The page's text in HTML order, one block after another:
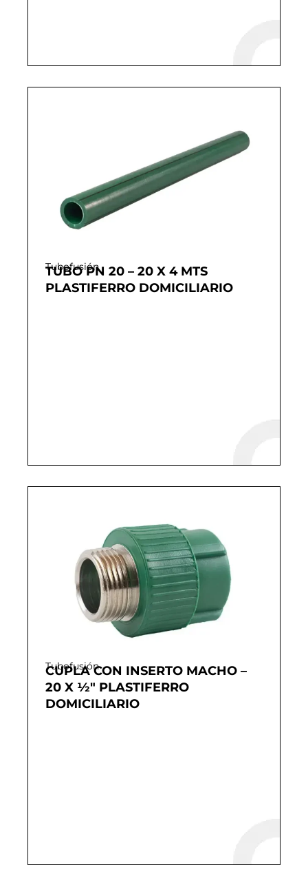
Tubofusión
TUBO PN 20 – 20 X 4 MTS
PLASTIFERRO DOMICILIARIO
Tubofusión
CUPLA CON INSERTO MACHO –
20 X ½″ PLASTIFERRO
DOMICILIARIO